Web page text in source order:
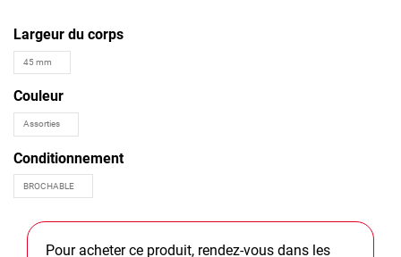
Largeur du corps
Couleur
Conditionnement
Pour acheter ce produit, rendez-vous dans les